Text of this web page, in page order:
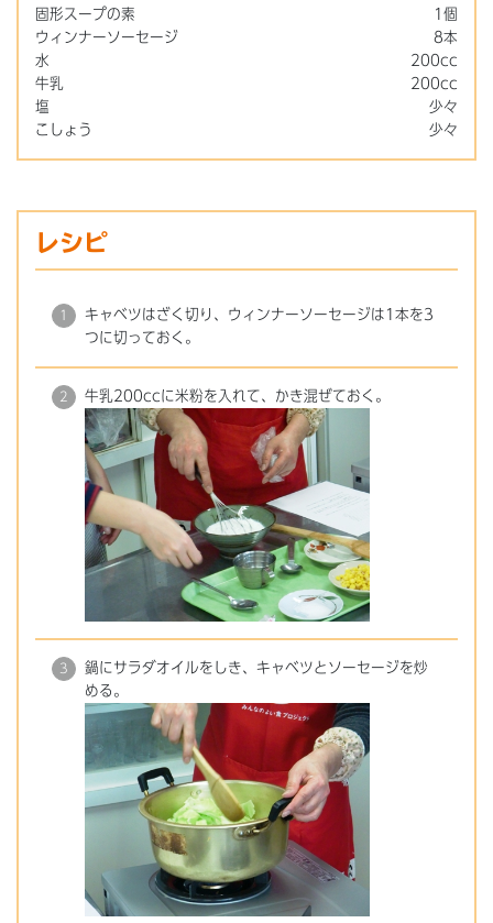
固形スープの素
1個
ウィンナーソーセージ
8本
水
200cc
牛乳
200cc
塩
少々
こしょう
少々
レシピ
キャベツはざく切り、ウィンナーソーセージは1本を3
つに切っておく。
牛乳200ccに米粉を入れて、かき混ぜておく。
鍋にサラダオイルをしき、キャベツとソーセージを炒
める。